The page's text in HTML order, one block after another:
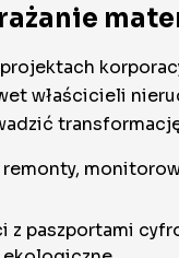
właścicieli
paszportami